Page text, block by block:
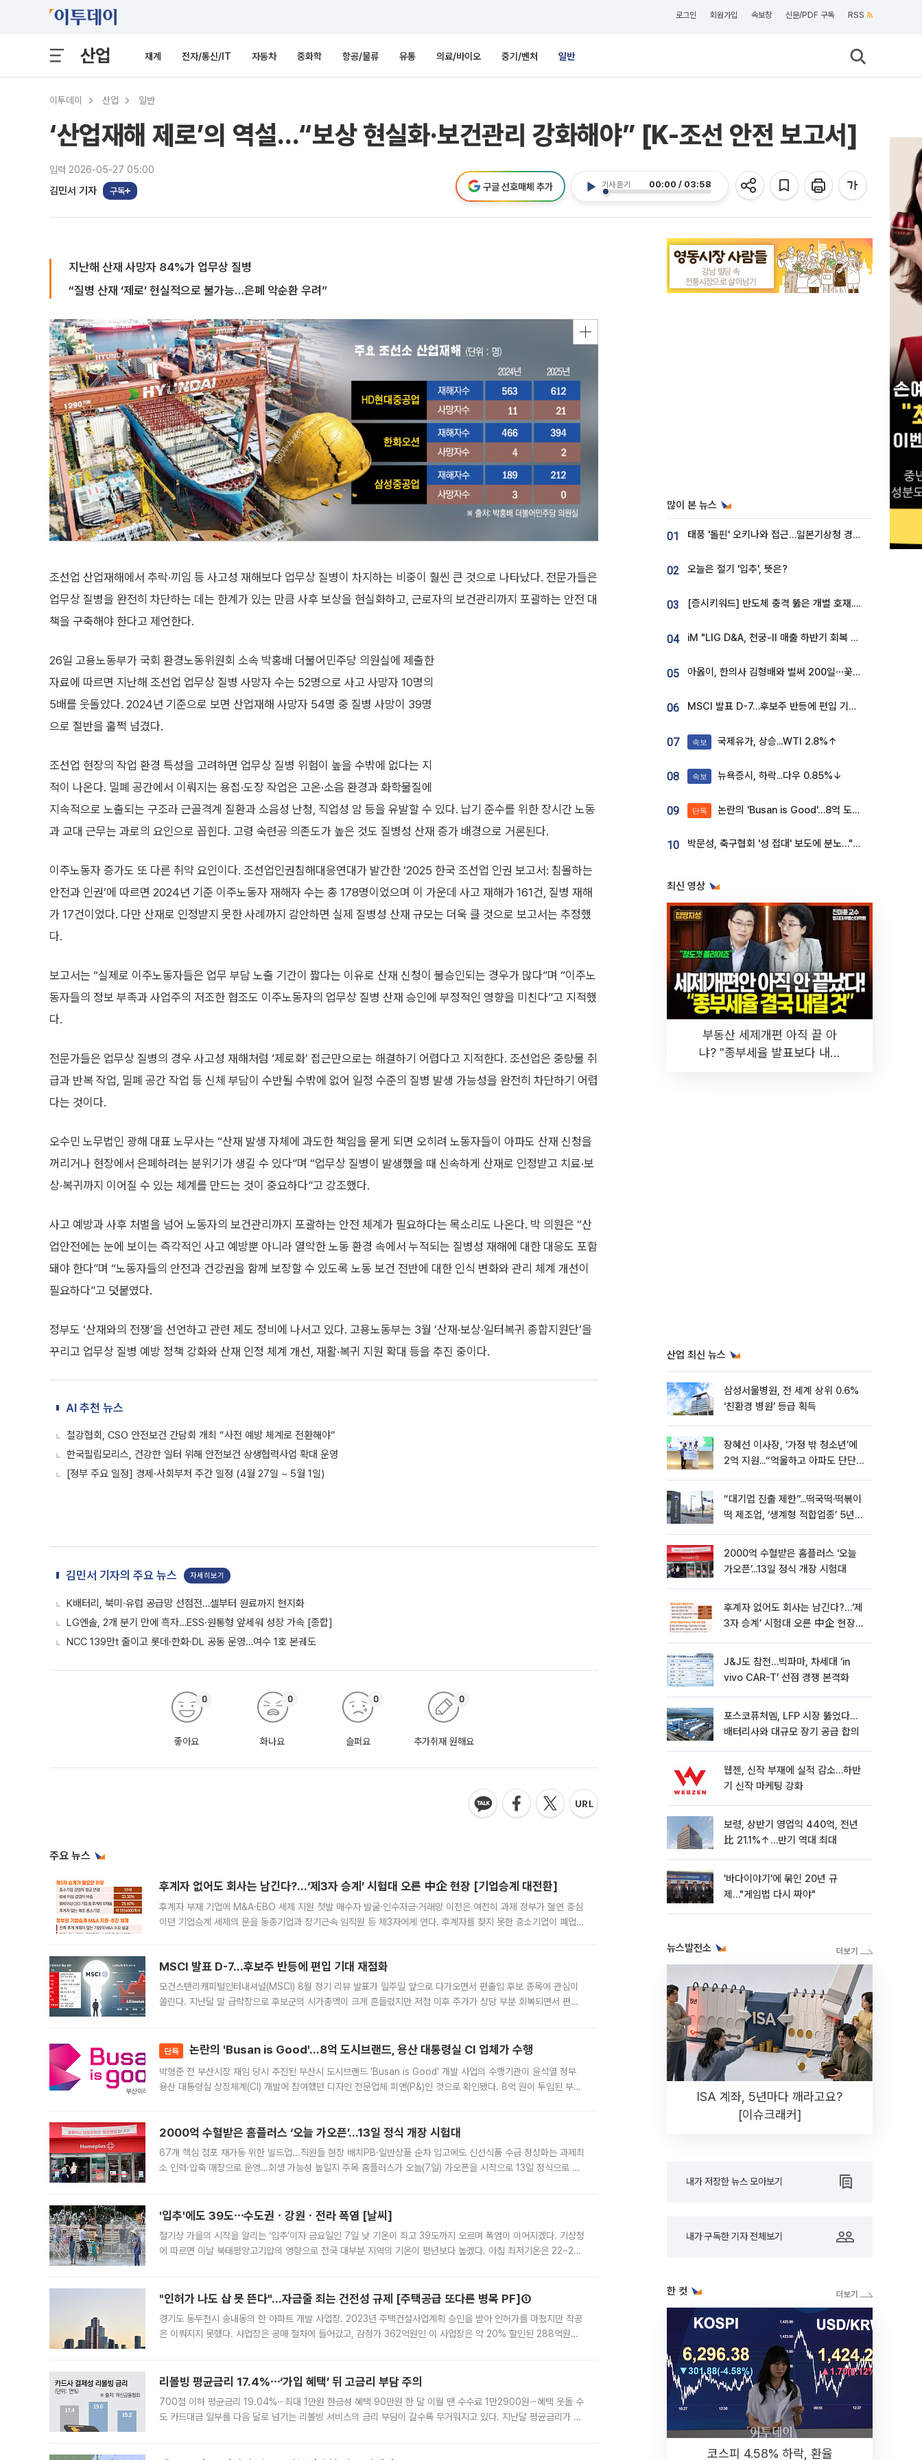
로그인 회원가입 속보창 신문/PDF 구독 RSS
산업 재계 전자/통신/IT 자동차 중화학 항공/물류 유통 의료/바이오 중기/벤처 일반
이투데이 산업 일반
‘산업재해 제로’의 역설…“보상 현실화·보건관리 강화해야” [K-조선 안전 보고서]
입력 2026-05-27 05:00
김민서 기자 구독
기사 듣기 00:00 / 03:58
구글 선호매체 추가
지난해 산재 사망자 84%가 업무상 질병
“질병 산재 ‘제로’ 현실적으로 불가능…은폐 악순환 우려”
조선업 산업재해에서 추락·끼임 등 사고성 재해보다 업무상 질병이 차지하는 비중이 훨씬 큰 것으로 나타났다. 전문가들은
업무상 질병을 완전히 차단하는 데는 한계가 있는 만큼 사후 보상을 현실화하고, 근로자의 보건관리까지 포괄하는 안전 대
책을 구축해야 한다고 제언한다.
26일 고용노동부가 국회 환경노동위원회 소속 박홍배 더불어민주당 의원실에 제출한
자료에 따르면 지난해 조선업 업무상 질병 사망자 수는 52명으로 사고 사망자 10명의
5배를 웃돌았다. 2024년 기준으로 보면 산업재해 사망자 54명 중 질병 사망이 39명
으로 절반을 훌쩍 넘겼다.
조선업 현장의 작업 환경 특성을 고려하면 업무상 질병 위험이 높을 수밖에 없다는 지
적이 나온다. 밀폐 공간에서 이뤄지는 용접·도장 작업은 고온·소음 환경과 화학물질에
지속적으로 노출되는 구조라 근골격계 질환과 소음성 난청, 직업성 암 등을 유발할 수 있다. 납기 준수를 위한 장시간 노동
과 교대 근무는 과로의 요인으로 꼽힌다. 고령 숙련공 의존도가 높은 것도 질병성 산재 증가 배경으로 거론된다.
이주노동자 증가도 또 다른 취약 요인이다. 조선업인권침해대응연대가 발간한 ‘2025 한국 조선업 인권 보고서: 침몰하는
안전과 인권’에 따르면 2024년 기준 이주노동자 재해자 수는 총 178명이었으며 이 가운데 사고 재해가 161건, 질병 재해
가 17건이었다. 다만 산재로 인정받지 못한 사례까지 감안하면 실제 질병성 산재 규모는 더욱 클 것으로 보고서는 추정했
다.
보고서는 “실제로 이주노동자들은 업무 부담 노출 기간이 짧다는 이유로 산재 신청이 불승인되는 경우가 많다”며 “이주노
동자들의 정보 부족과 사업주의 저조한 협조도 이주노동자의 업무상 질병 산재 승인에 부정적인 영향을 미친다”고 지적했
다.
전문가들은 업무상 질병의 경우 사고성 재해처럼 ‘제로화’ 접근만으로는 해결하기 어렵다고 지적한다. 조선업은 중량물 취
급과 반복 작업, 밀폐 공간 작업 등 신체 부담이 수반될 수밖에 없어 일정 수준의 질병 발생 가능성을 완전히 차단하기 어렵
다는 것이다.
오수민 노무법인 광해 대표 노무사는 “산재 발생 자체에 과도한 책임을 묻게 되면 오히려 노동자들이 아파도 산재 신청을
꺼리거나 현장에서 은폐하려는 분위기가 생길 수 있다”며 “업무상 질병이 발생했을 때 신속하게 산재로 인정받고 치료·보
상·복귀까지 이어질 수 있는 체계를 만드는 것이 중요하다”고 강조했다.
사고 예방과 사후 처벌을 넘어 노동자의 보건관리까지 포괄하는 안전 체계가 필요하다는 목소리도 나온다. 박 의원은 “산
업안전에는 눈에 보이는 즉각적인 사고 예방뿐 아니라 열악한 노동 환경 속에서 누적되는 질병성 재해에 대한 대응도 포함
돼야 한다”며 “노동자들의 안전과 건강권을 함께 보장할 수 있도록 노동 보건 전반에 대한 인식 변화와 관리 체계 개선이
필요하다”고 덧붙였다.
정부도 ‘산재와의 전쟁’을 선언하고 관련 제도 정비에 나서고 있다. 고용노동부는 3월 ‘산재·보상·일터복귀 종합지원단’을
꾸리고 업무상 질병 예방 정책 강화와 산재 인정 체계 개선, 재활·복귀 지원 확대 등을 추진 중이다.
AI 추천 뉴스
철강협회, CSO 안전보건 간담회 개최 “사전 예방 체계로 전환해야”
한국필립모리스, 건강한 일터 위해 안전보건 상생협력사업 확대 운영
[정부 주요 일정] 경제·사회부처 주간 일정 (4월 27일 ~ 5월 1일)
김민서 기자의 주요 뉴스 자세히보기
K배터리, 북미·유럽 공급망 선점전…셀부터 원료까지 현지화
LG엔솔, 2개 분기 만에 흑자…ESS·원통형 앞세워 성장 가속 [종합]
NCC 139만t 줄이고 롯데·한화·DL 공동 운영…여수 1호 본궤도
좋아요
0
화나요
0
슬퍼요
0
추가취재 원해요
0
주요 뉴스
후계자 없어도 회사는 남긴다?…‘제3자 승계’ 시험대 오른 中企 현장 [기업승계 대전환]
후계자 부재 기업에 M&A·EBO 세제 지원 첫발 매수자 발굴·인수자금·거래망 이전은 여전히 과제 정부가 혈연 중심
이던 기업승계 세제의 문을 동종기업과 장기근속 임직원 등 제3자에게 연다. 후계자를 찾지 못한 중소기업이 폐업
MSCI 발표 D-7…후보주 반등에 편입 기대 재점화
모건스탠리캐피털인터내셔널(MSCI) 8월 정기 리뷰 발표가 일주일 앞으로 다가오면서 편출입 후보 종목에 관심이
쏠린다. 지난달 말 급락장으로 후보군의 시가총액이 크게 흔들렸지만 저점 이후 주가가 상당 부분 회복되면서 편입
단독 논란의 'Busan is Good'…8억 도시브랜드, 용산 대통령실 CI 업체가 수행
박형준 전 부산시장 재임 당시 추진된 부산시 도시브랜드 ‘Busan is Good’ 개발 사업의 수행기관이 윤석열 정부
용산 대통령실 상징체계(CI) 개발에 참여했던 디자인 전문업체 피앤(P&)인 것으로 확인됐다. 8억 원이 투입된 부산
2000억 수혈받은 홈플러스 ‘오늘 가오픈’...13일 정식 개장 시험대
67개 핵심 점포 재가동 위한 빌드업...직원들 현장 배치PB·일반상품 순차 입고에도 신선식품 수급 정상화는 과제최
소 인력·압축 매장으로 운영…회생 가능성 높일지 주목 홈플러스가 오늘(7일) 가오픈을 시작으로 13일 정식으로 재
'입추'에도 39도⋯수도권ㆍ강원ㆍ전라 폭염 [날씨]
절기상 가을의 시작을 알리는 ‘입추’이자 금요일인 7일 낮 기온이 최고 39도까지 오르며 폭염이 이어지겠다. 기상청
에 따르면 이날 북태평양고기압의 영향으로 전국 대부분 지역의 기온이 평년보다 높겠다. 아침 최저기온은 22~27
"인허가 나도 삽 못 뜬다"…자금줄 죄는 건전성 규제 [주택공급 또다른 병목 PF]①
경기도 동두천시 송내동의 한 아파트 개발 사업장. 2023년 주택건설사업계획 승인을 받아 인허가를 마쳤지만 착공
은 이뤄지지 못했다. 사업장은 공매 절차에 들어갔고, 감정가 362억원인 이 사업장은 약 20% 할인된 288억원에
리볼빙 평균금리 17.4%⋯‘가입 혜택’ 뒤 고금리 부담 주의
700점 이하 평균금리 19.04%⋯최대 1만원 현금성 혜택 90만원 한 달 이월 땐 수수료 1만2900원⋯혜택 웃돌 수
도 카드대금 일부를 다음 달로 넘기는 리볼빙 서비스의 금리 부담이 갈수록 무거워지고 있다. 지난달 평균금리가 연
많이 본 뉴스
01 태풍 '돌핀' 오키나와 접근…일본기상청 경로 업데이트
02 오늘은 절기 '입추', 뜻은?
03 [증시키워드] 반도체 충격 뚫은 개별 호재...포스코퓨처엠·에코프로·한화솔루션 '눈길'
04 iM "LIG D&A, 천궁-II 매출 하반기 회복 전망…방산 톱픽 유지"
05 아옳이, 한의사 김형배와 벌써 200일⋯꽃다발 들고 "프러포즈 아냐"
06 MSCI 발표 D-7…후보주 반등에 편입 기대 재점화
07 속보 국제유가, 상승...WTI 2.8%↑
08 속보 뉴욕증시, 하락...다우 0.85%↓
09 단독 논란의 'Busan is Good'…8억 도시브랜드, 용산 대통령실 CI 업체가 수행
10 박문성, 축구협회 '성 접대' 보도에 분노…"다 말아먹으려고 작정했나"
최신 영상
부동산 세제개편 아직 끝 아
냐? "종부세율 발표보다 내릴
산업 최신 뉴스
삼성서울병원, 전 세계 상위 0.6%
‘친환경 병원’ 등급 획득
장혜선 이사장, ‘가정 밖 청소년’에
2억 지원...“억울하고 아파도 단단해
“대기업 진출 제한”...떡국떡·떡볶이
떡 제조업, ‘생계형 적합업종’ 5년
2000억 수혈받은 홈플러스 ‘오늘
가오픈’...13일 정식 개장 시험대
후계자 없어도 회사는 남긴다?…‘제
3자 승계’ 시험대 오른 中企 현장
J&J도 참전…빅파마, 차세대 ‘in
vivo CAR-T’ 선점 경쟁 본격화
포스코퓨처엠, LFP 시장 뚫었다…
배터리사와 대규모 장기 공급 합의
웹젠, 신작 부재에 실적 감소…하반
기 신작 마케팅 강화
보령, 상반기 영업익 440억, 전년
比 21.1%↑…반기 역대 최대
'바다이야기'에 묶인 20년 규
제…"게임법 다시 짜야"
뉴스발전소
ISA 계좌, 5년마다 깨라고요?
[이슈크래커]
내가 저장한 뉴스 모아보기
내가 구독한 기자 전체보기
한 컷
코스피 4.58% 하락, 환율